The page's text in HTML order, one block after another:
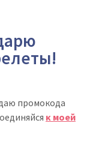
промокода
к моей